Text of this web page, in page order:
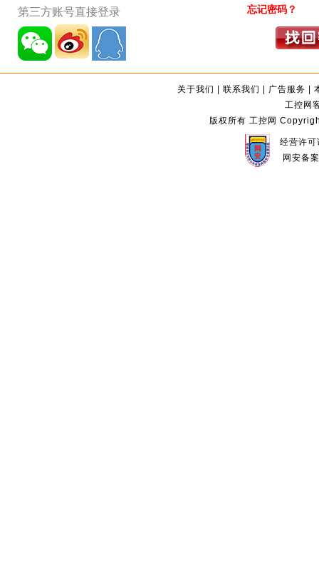
第三方账号直接登录 忘记密码？
关于我们 |联系我们 | 广告服务 |
工控网
版权所有 工控网
经营许
网安备